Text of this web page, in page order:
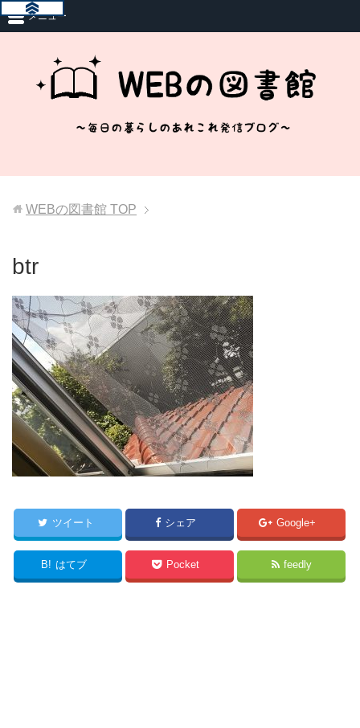
メニュー
WEBの図書館 TOP
btr
ツイート シェア Google+
B! はてブ Pocket feedly